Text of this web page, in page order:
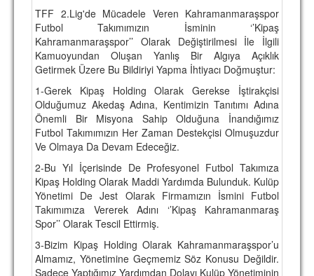
LİSANSLI ÜRÜNLER
MULTİMEDYA
FOTOĞRAF & VİDEOLAR
MARŞ & TEZAHÜRATLAR
KULÜP
AMBLEM
SPOR TESİSLERİ
YÖNETİM KURULU
PERSONEL
SPONSORLAR
TFF 2.Lig'de Mücadele Veren Kahramanmaraşspor
Futbol Takımımızın İsminin ‘’Kipaş
Kahramanmaraşspor’’ Olarak Değiştirilmesi İle İlgili
Kamuoyundan Oluşan Yanlış Bir Algıya Açıklık
Getirmek Üzere Bu Bildiriyi Yapma İhtiyacı Doğmuştur:
1-Gerek Kipaş Holding Olarak Gerekse İştirakçisi
Olduğumuz Akedaş Adına, Kentimizin Tanıtımı Adına
Önemli Bir Misyona Sahip Olduğuna İnandığımız
Futbol Takımımızın Her Zaman Destekçisi Olmuşuzdur
Ve Olmaya Da Devam Edeceğiz.
2-Bu Yıl İçerisinde De Profesyonel Futbol Takımıza
Kipaş Holding Olarak Maddi Yardımda Bulunduk. Kulüp
Yönetimi De Jest Olarak Firmamızın İsmini Futbol
Takımımıza Vererek Adını ‘’Kipaş Kahramanmaraş
Spor’’ Olarak Tescil Ettirmiş.
3-Bizim Kipaş Holding Olarak Kahramanmaraşspor’u
Almamız, Yönetimine Geçmemiz Söz Konusu Değildir.
Sadece Yaptığımız Yardımdan Dolayı Kulüp Yönetiminin